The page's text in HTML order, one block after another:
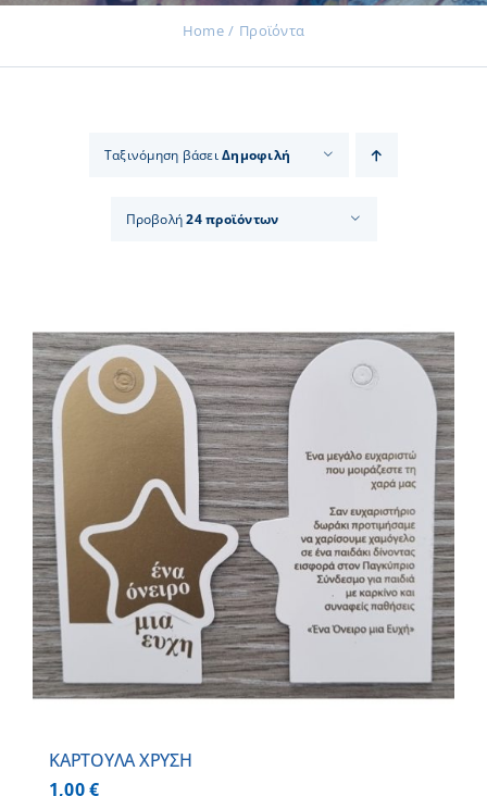
Επικοινωνία
Εισφορές
Home Προϊόντα
Ταξινόμηση βάσειΔημοφιλή
Προβολή24 προϊόντων
ΚΑΡΤΟΥΛΑ ΧΡΥΣΗ
1,00€